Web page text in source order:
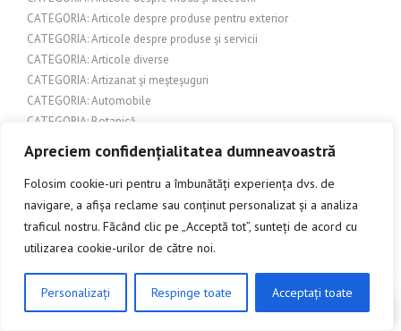
Apreciem confidențialitatea dumneavoastră
Folosim cookie-uri pentru a îmbunătăți experiența dvs. de
navigare, a afișa reclame sau conținut personalizat și a analiza
traficul nostru. Făcând clic pe „Acceptă tot”, sunteți de acord cu
utilizarea cookie-urilor de către noi.
Personalizați Respinge toate Acceptați toate
CATEGORIA: Articole despre produse pentru exterior
CATEGORIA: Articole despre produse și servicii
CATEGORIA: Articole diverse
CATEGORIA: Artizanat și meșteșuguri
CATEGORIA: Automobile
CATEGORIA: Botanică
CATEGORIA: Comerț și industrie
CATEGORIA: Comerț și Retail
CATEGORIA: Confort și Design Interior
CATEGORIA: Constructii
CATEGORIA: Constructii si amenajari exterioare
CATEGORIA: Construcții și amenajări interioare
CATEGORIA: Construcții și design interior
CLICK AICI PENTRU A DISCUTA